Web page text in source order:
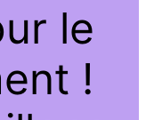
le
!